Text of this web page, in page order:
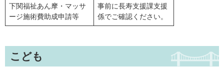
下関福祉あん摩・マッサ
ージ施術費助成申請等
事前に長寿支援課支援
係でご確認ください。
こども